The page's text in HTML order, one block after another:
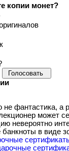
копии монет?
фантастика, а
может
невероятно
в виде